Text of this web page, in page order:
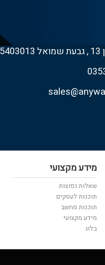
מידע מקצועי
שאלות נפוצות
תוכנות לעסקים
תוכנות מחשב
מידע מקצועי
בלוג